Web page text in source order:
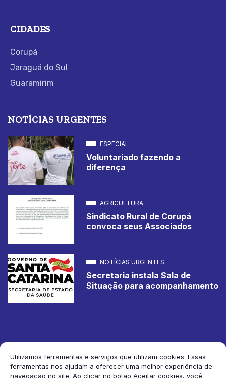
Utilizamos ferramentas e serviços que utilizam cookies. Essas
ferramentas nos ajudam a oferecer uma melhor experiência de
navegação no site. Ao clicar no botão Aceitar cookies, você
CIDADES
Corupá
Jaraguá do Sul
Guaramirim
NOTÍCIAS URGENTES
ESPECIAL
Voluntariado fazendo a
diferença
AGRICULTURA
Sindicato Rural de Corupá
convoca seus Associados
NOTÍCIAS URGENTES
Secretaria instala Sala de
Situação para acompanhamento
2026 Jornal de Corupá. Todos os direitos reservados.